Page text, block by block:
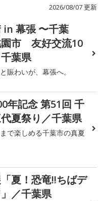
2026/08/07 更新
in 幕張 〜千葉
園市 友好交流10
葉県
賑わいが、幕張へ。
年記念 第51回 千
夏祭り／千葉県
で楽しめる千葉市の真夏
夏！恐竜!!ちばデ
／千葉県